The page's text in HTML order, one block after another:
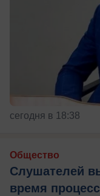
сегодня в 18:38
Общество
Слушателей
время